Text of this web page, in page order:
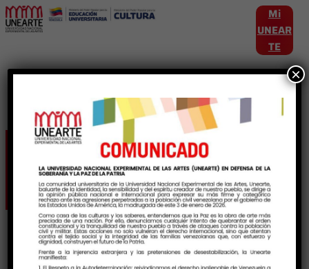
Mi
UNEAR
TE
Etiqueta:Neurodivergentes
×